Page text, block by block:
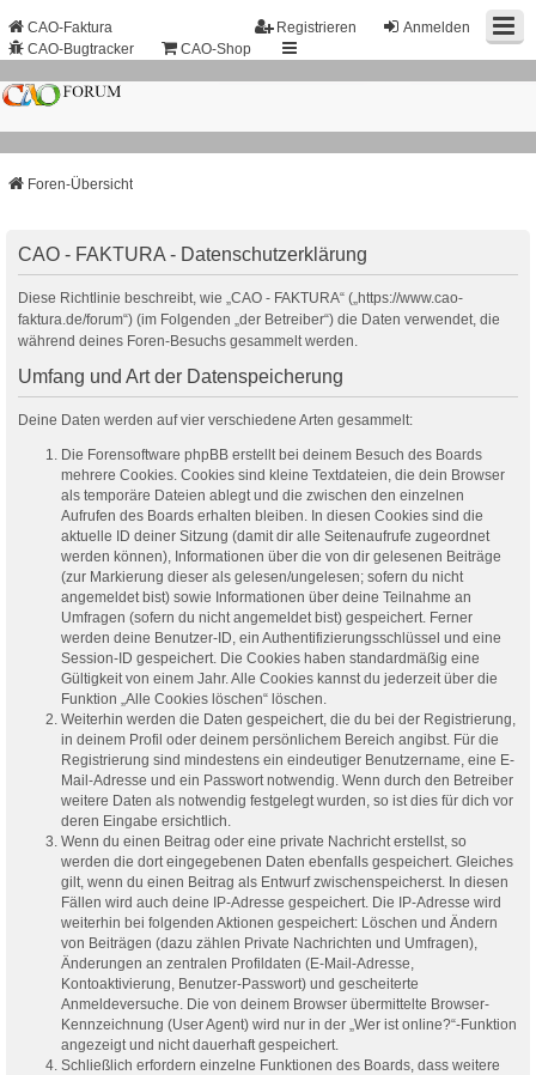
Anmelden
Registrieren
CAO-Faktura
CAO-Bugtracker
CAO-Shop
Foren-Übersicht
CAO - FAKTURA - Datenschutzerklärung
Diese Richtlinie beschreibt, wie „CAO - FAKTURA“ („https://www.cao-
faktura.de/forum“) (im Folgenden „der Betreiber“) die Daten verwendet, die
während deines Foren-Besuchs gesammelt werden.
Umfang und Art der Datenspeicherung
Deine Daten werden auf vier verschiedene Arten gesammelt:
Die Forensoftware phpBB erstellt bei deinem Besuch des Boards
mehrere Cookies. Cookies sind kleine Textdateien, die dein Browser
als temporäre Dateien ablegt und die zwischen den einzelnen
Aufrufen des Boards erhalten bleiben. In diesen Cookies sind die
aktuelle ID deiner Sitzung (damit dir alle Seitenaufrufe zugeordnet
werden können), Informationen über die von dir gelesenen Beiträge
(zur Markierung dieser als gelesen/ungelesen; sofern du nicht
angemeldet bist) sowie Informationen über deine Teilnahme an
Umfragen (sofern du nicht angemeldet bist) gespeichert. Ferner
werden deine Benutzer-ID, ein Authentifizierungsschlüssel und eine
Session-ID gespeichert. Die Cookies haben standardmäßig eine
Gültigkeit von einem Jahr. Alle Cookies kannst du jederzeit über die
Funktion „Alle Cookies löschen“ löschen.
Weiterhin werden die Daten gespeichert, die du bei der Registrierung,
in deinem Profil oder deinem persönlichem Bereich angibst. Für die
Registrierung sind mindestens ein eindeutiger Benutzername, eine E-
Mail-Adresse und ein Passwort notwendig. Wenn durch den Betreiber
weitere Daten als notwendig festgelegt wurden, so ist dies für dich vor
deren Eingabe ersichtlich.
Wenn du einen Beitrag oder eine private Nachricht erstellst, so
werden die dort eingegebenen Daten ebenfalls gespeichert. Gleiches
gilt, wenn du einen Beitrag als Entwurf zwischenspeicherst. In diesen
Fällen wird auch deine IP-Adresse gespeichert. Die IP-Adresse wird
weiterhin bei folgenden Aktionen gespeichert: Löschen und Ändern
von Beiträgen (dazu zählen Private Nachrichten und Umfragen),
Änderungen an zentralen Profildaten (E-Mail-Adresse,
Kontoaktivierung, Benutzer-Passwort) und gescheiterte
Anmeldeversuche. Die von deinem Browser übermittelte Browser-
Kennzeichnung (User Agent) wird nur in der „Wer ist online?“-Funktion
angezeigt und nicht dauerhaft gespeichert.
Schließlich erfordern einzelne Funktionen des Boards, dass weitere